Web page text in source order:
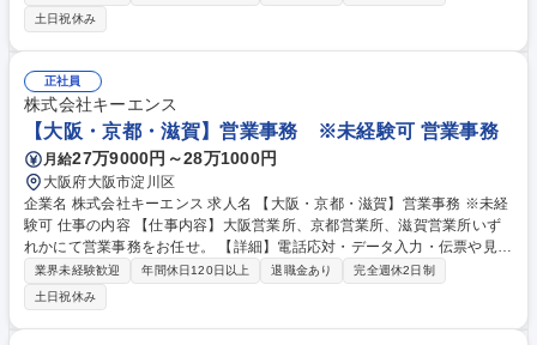
制度】ご入社後、育成担当とペアになりながらOJTにて業務を覚えていた
だくことが可能です。業務システムがきちんと構築されているため、スム
ーズに仕事に慣れることができる環境です。また、「チームで成果を出す
文化」があり、良いやり方を積極的に共有しながら常に改善を目指す風土
のため、安心して業務に取り組んでいただけます。 募集職種 【福岡】営
業事務 ※未経験可
土日祝休み
正社員
株式会社キーエンス
【大阪・京都・滋賀】営業事務 ※未経験可 営業事務
月給27万9000円～28万1000円
大阪府大阪市淀川区
企業名 株式会社キーエンス 求人名 【大阪・京都・滋賀】営業事務 ※未経
験可 仕事の内容 【仕事内容】大阪営業所、京都営業所、滋賀営業所いず
れかにて営業事務をお任せ。 【詳細】電話応対・データ入力・伝票や見積
の作成・カタログ送付・来客対応・営業所内で発生する事務業務や業務改
善をお任せ。 【教育制度】ご入社後、育成担当とペアになりながらOJTに
て業務を覚えていただくことが可能です。業務システムがきちんと構築さ
れているため、スムーズに仕事に慣れることができる環境です。また、
業界未経験歓迎 年間休日120日以上 退職金あり
完全週休2日制
土日祝休み